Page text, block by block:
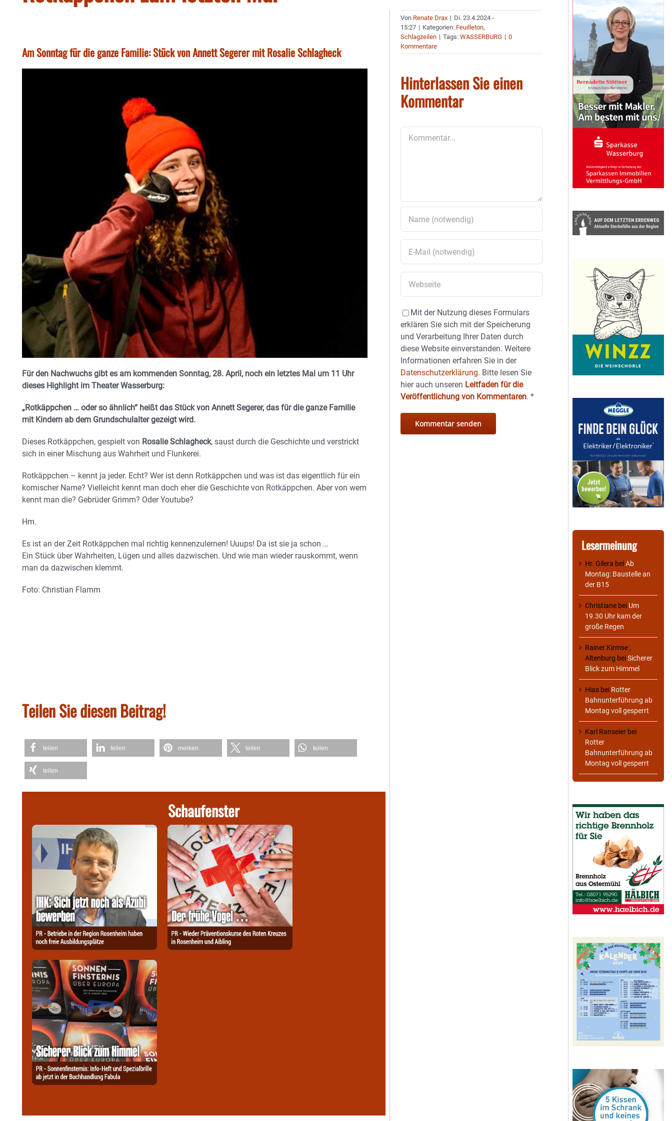
Am Sonntag für die ganze Familie: Stück von Annett Segerer mit Rosalie Schlagheck
Für den Nachwuchs gibt es am kommenden Sonntag, 28. April, noch ein letztes Mal um 11 Uhr
dieses Highlight im Theater Wasserburg:
„Rotkäppchen … oder so ähnlich“ heißt das Stück von Annett Segerer, das für die ganze Familie
mit Kindern ab dem Grundschulalter gezeigt wird.
Dieses Rotkäppchen, gespielt von Rosalie Schlagheck, saust durch die Geschichte und verstrickt
sich in einer Mischung aus Wahrheit und Flunkerei.
Rotkäppchen – kennt ja jeder. Echt? Wer ist denn Rotkäppchen und was ist das eigentlich für ein
komischer Name? Vielleicht kennt man doch eher die Geschichte von Rotkäppchen. Aber von wem
kennt man die? Gebrüder Grimm? Oder Youtube?
Hm.
Es ist an der Zeit Rotkäppchen mal richtig kennenzulernen! Uuups! Da ist sie ja schon …
Ein Stück über Wahrheiten, Lügen und alles dazwischen. Und wie man wieder rauskommt, wenn
man da dazwischen klemmt.
Foto: Christian Flamm
Teilen Sie diesen Beitrag!
teilen teilen merken teilen teilen
teilen
Schaufenster
Von Renate Drax | Di. 23.4.2024 -
15:27 | Kategorien: Feuilleton,
Schlagzeilen | Tags:WASSERBURG | 0
Kommentare
Hinterlassen Sie einen
Kommentar
Mit der Nutzung dieses Formulars
erklären Sie sich mit der Speicherung
und Verarbeitung Ihrer Daten durch
diese Website einverstanden. Weitere
Informationen erfahren Sie in der
Datenschutzerklärung. Bitte lesen Sie
hier auch unseren Leitfaden für die
Veröffentlichung von Kommentaren.*
Lesermeinung
Hr. Gilera beiAb
Montag: Baustelle an
der B15
Christiane bei Um
19.30 Uhr kam der
große Regen
Rainer Kirmse ,
Altenburg beiSicherer
Blick zum Himmel
Hias bei Rotter
Bahnunterführung ab
Montag voll gesperrt
Karl Ranseier bei
Rotter
Bahnunterführung ab
Montag voll gesperrt